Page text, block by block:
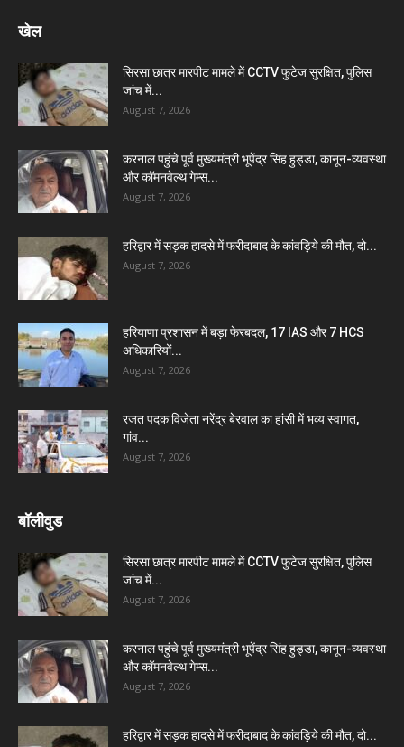
खेल
सिरसा छात्र मारपीट मामले में CCTV फुटेज सुरक्षित, पुलिस
जांच में...
August 7, 2026
करनाल पहुंचे पूर्व मुख्यमंत्री भूपेंद्र सिंह हुड्डा, कानून-व्यवस्था
और कॉमनवेल्थ गेम्स...
August 7, 2026
हरिद्वार में सड़क हादसे में फरीदाबाद के कांवड़िये की मौत, दो...
August 7, 2026
हरियाणा प्रशासन में बड़ा फेरबदल, 17 IAS और 7 HCS
अधिकारियों...
August 7, 2026
रजत पदक विजेता नरेंद्र बेरवाल का हांसी में भव्य स्वागत,
गांव...
August 7, 2026
बॉलीवुड
सिरसा छात्र मारपीट मामले में CCTV फुटेज सुरक्षित, पुलिस
जांच में...
August 7, 2026
करनाल पहुंचे पूर्व मुख्यमंत्री भूपेंद्र सिंह हुड्डा, कानून-व्यवस्था
और कॉमनवेल्थ गेम्स...
August 7, 2026
हरिद्वार में सड़क हादसे में फरीदाबाद के कांवड़िये की मौत, दो...